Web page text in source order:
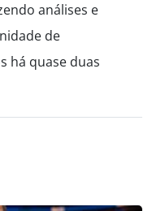
análises e
de
há quase duas